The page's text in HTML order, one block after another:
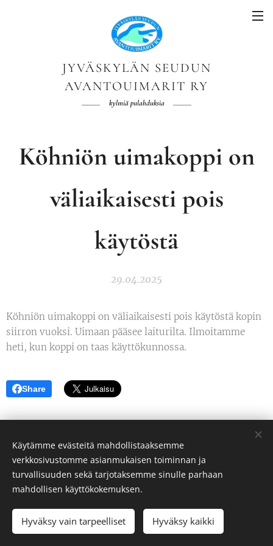
JYVÄSKYLÄN SEUDUN
AVANTOUIMARIT RY
kylmiä pulahduksia
Köhniön uimakoppi on
väliaikaisesti pois
käytöstä
29.04.2025
Köhniön uimakoppi on väliaikaisesti pois käytöstä kopin
siirron vuoksi. Uimaan pääsee laiturilta. Ilmoitamme
heti, kun koppi on taas käyttökunnossa.
Share
Jyväskylän seudun avantouimarit ry
Kaikki oikeudet pidätetään 2025
LuotuWebnodella Evästeet
Käytämme evästeitä mahdollistaaksemme
verkkosivustomme asianmukaisen toiminnan ja
turvallisuuden sekä tarjotaksemme sinulle parhaan
mahdollisen käyttökokemuksen.
Hyväksy vain tarpeelliset Hyväksy kaikki